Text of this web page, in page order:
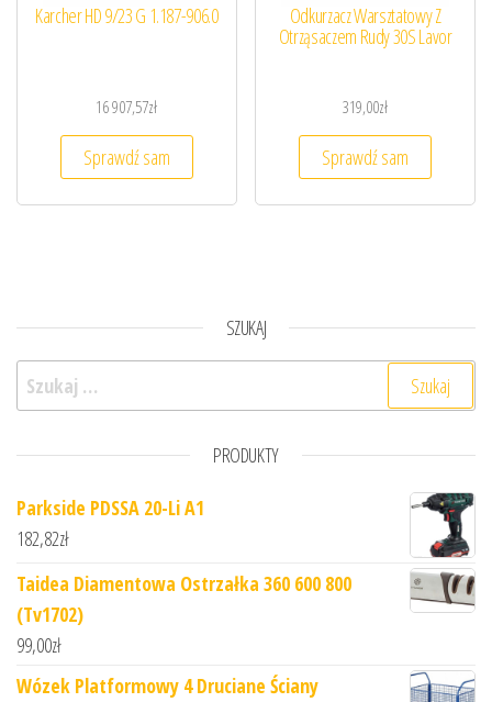
Karcher HD 9/23 G 1.187-906.0
16 907,57zł
Sprawdź sam
Odkurzacz Warsztatowy Z
Otrząsaczem Rudy 30S Lavor
319,00zł
Sprawdź sam
SZUKAJ
Szukaj:
PRODUKTY
Parkside PDSSA 20-Li A1
182,82zł
Taidea Diamentowa Ostrzałka 360 600 800
(Tv1702)
99,00zł
Wózek Platformowy 4 Druciane Ściany